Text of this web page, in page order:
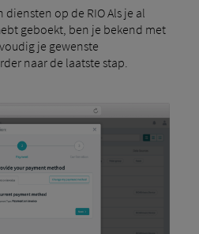
diensten op de RIO Als je al
geboekt, ben je bekend met
je gewenste
naar de laatste stap.